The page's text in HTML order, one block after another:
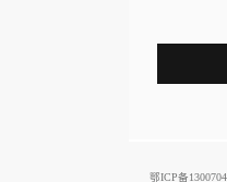
鄂ICP备